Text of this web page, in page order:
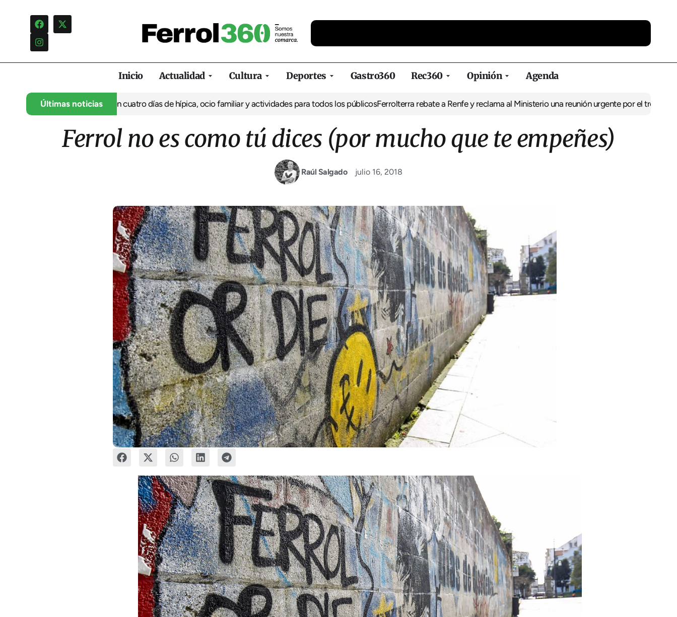
Inicio Actualidad Cultura Deportes Gastro360 Rec360 Opinión Agenda
Últimas noticias
35º aniversario con cuatro días de hípica, ocio familiar y actividades para todos los públicosFerrolterra rebate a Renfe y reclama al Ministerio una reunión urgente por el trenEl BNG exige la
Ferrol no es como tú dices (por mucho que te empeñes)
Raúl Salgado julio 16, 2018